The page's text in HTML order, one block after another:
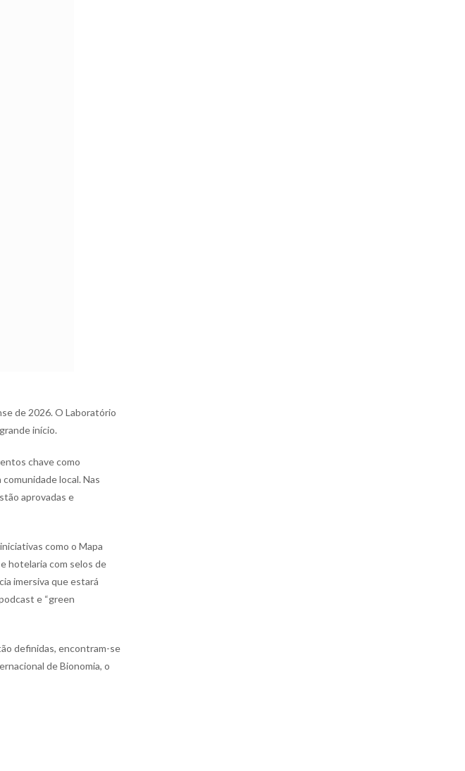
de 2026. O Laboratório
início.
chave como
local. Nas
aprovadas e
como o Mapa
hotelaria com selos de
imersiva que estará
e “green
definidas, encontram-se
de Bionomia, o